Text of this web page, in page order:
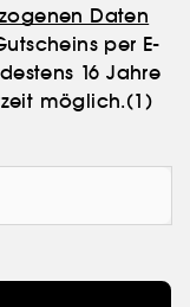
Daten
per E-
16 Jahre
möglich.(1)